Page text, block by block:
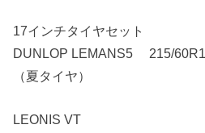
17インチタイヤセット
DUNLOP LEMANS5 215/
（夏タイヤ）
LEONIS VT